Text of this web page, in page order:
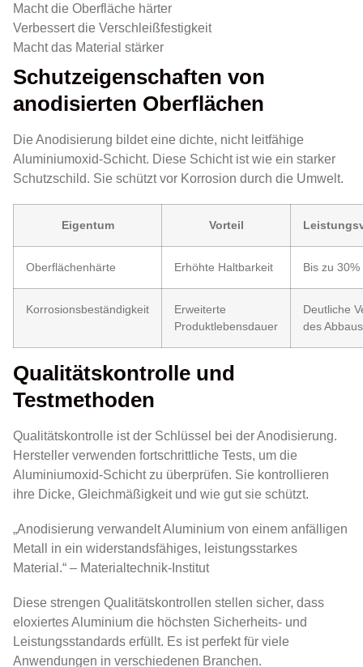
Macht die Oberfläche härter
Verbessert die Verschleißfestigkeit
Macht das Material stärker
Schutzeigenschaften von
anodisierten Oberflächen
Die Anodisierung bildet eine dichte, nicht leitfähige
Aluminiumoxid-Schicht. Diese Schicht ist wie ein starker
Schutzschild. Sie schützt vor Korrosion durch die Umwelt.
Eigentum Vorteil
Oberflächenhärte Erhöhte Haltbarkeit Bis zu
Korrosionsbeständigkeit
Erweiterte
Produktlebensdauer
Deutliche
des Abbaus
Qualitätskontrolle und
Testmethoden
Qualitätskontrolle ist der Schlüssel bei der Anodisierung.
Hersteller verwenden fortschrittliche Tests, um die
Aluminiumoxid-Schicht zu überprüfen. Sie kontrollieren
ihre Dicke, Gleichmäßigkeit und wie gut sie schützt.
„Anodisierung verwandelt Aluminium von einem anfälligen
Metall in ein widerstandsfähiges, leistungsstarkes
Material.“ – Materialtechnik-Institut
Diese strengen Qualitätskontrollen stellen sicher, dass
eloxiertes Aluminium die höchsten Sicherheits- und
Leistungsstandards erfüllt. Es ist perfekt für viele
Anwendungen in verschiedenen Branchen.